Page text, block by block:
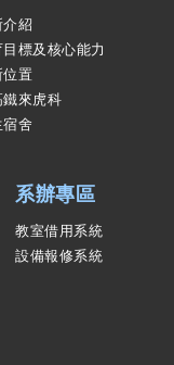
介紹
標及核心能力
位置
鐵來虎科
舍
系辦專區
教室借用系統
設備報修系統